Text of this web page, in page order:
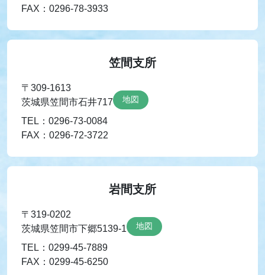
FAX：0296-78-3933
笠間支所
〒309-1613
茨城県笠間市石井717
地図
TEL：0296-73-0084
FAX：0296-72-3722
岩間支所
〒319-0202
茨城県笠間市下郷5139-1
地図
TEL：0299-45-7889
FAX：0299-45-6250